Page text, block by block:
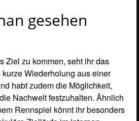
ihr den optimalen Weg
mal darauf vorbereiten, was
auf euch zukommt. Allerdings ist
man schon mal längere Zeit den
ehe etwas reagiert.